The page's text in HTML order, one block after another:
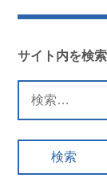
ナ
ビ
ゲ
ー
サイト内を検索
索: